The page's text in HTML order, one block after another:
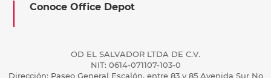
Conoce Office Depot
OD EL SALVADOR LTDA DE C.V.
NIT: 0614-071107-103-0
Dirección: Paseo General Escalón, entre 83 y 85 Avenida Sur No